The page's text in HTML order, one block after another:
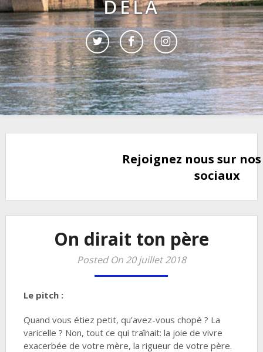
DELÀ
Rejoignez nous sur
sociaux
On dirait ton père
Posted On 20 juillet 2018
Le pitch :
Quand vous étiez petit, qu’avez-vous chopé ? La
varicelle ? Non, tout ce qui traînait: la joie de vivre
exacerbée de votre mère, la rigueur de votre père.